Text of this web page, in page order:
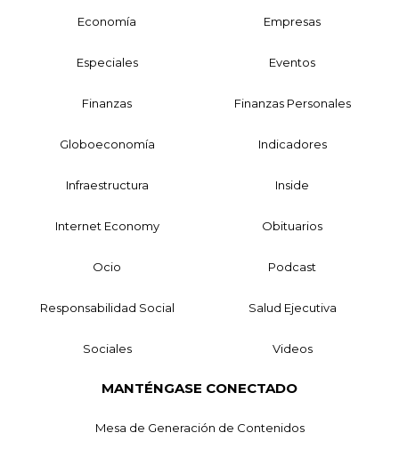
Economía Empresas
Especiales Eventos
Finanzas Finanzas Personales
Globoeconomía Indicadores
Infraestructura Inside
Internet Economy Obituarios
Ocio Podcast
Responsabilidad Social Salud Ejecutiva
Sociales Videos
MANTÉNGASE CONECTADO
Mesa de Generación de Contenidos